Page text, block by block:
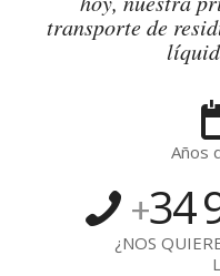
transporte de
Años
+34
¿NOS